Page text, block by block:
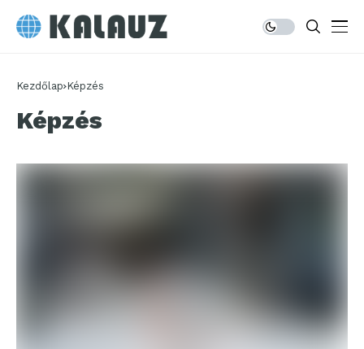
Kezdőlap Képzés
Képzés